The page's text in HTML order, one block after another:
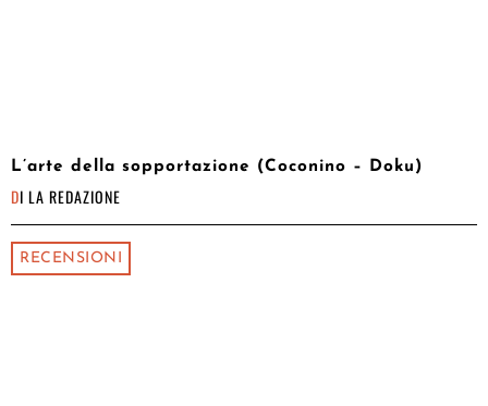
L’arte della sopportazione (Coconino – Doku)
DI LA REDAZIONE
RECENSIONI